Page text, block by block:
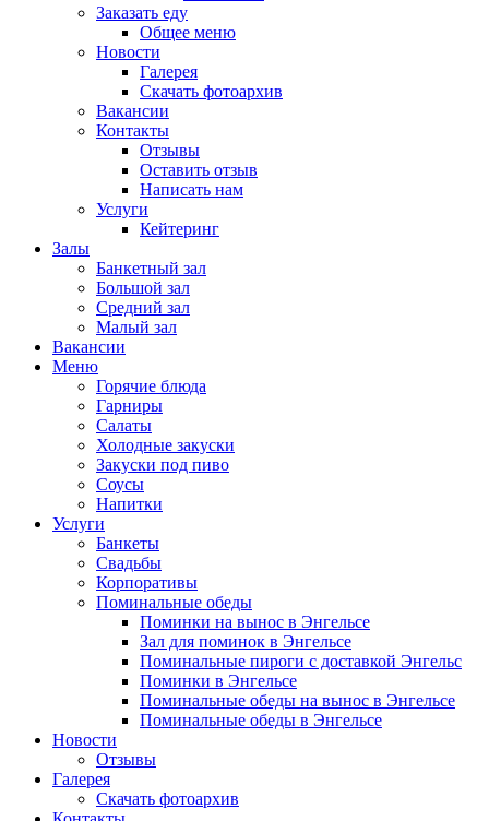
Заказать еду
Общее меню
Новости
Галерея
Скачать фотоархив
Вакансии
Контакты
Отзывы
Оставить отзыв
Написать нам
Услуги
Кейтеринг
Залы
Банкетный зал
Большой зал
Средний зал
Малый зал
Вакансии
Меню
Горячие блюда
Гарниры
Салаты
Холодные закуски
Закуски под пиво
Соусы
Напитки
Услуги
Банкеты
Свадьбы
Корпоративы
Поминальные обеды
Поминки на вынос в Энгельсе
Зал для поминок в Энгельсе
Поминальные пироги с доставкой Энгельс
Поминки в Энгельсе
Поминальные обеды на вынос в Энгельсе
Поминальные обеды в Энгельсе
Новости
Отзывы
Галерея
Скачать фотоархив